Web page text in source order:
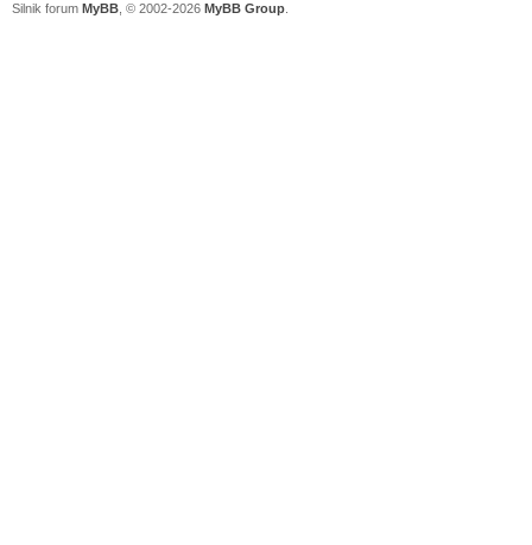
Silnik forum MyBB , © 2002-2026 MyBB Group